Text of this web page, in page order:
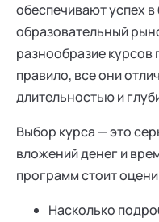
обеспечивают успех
образовательный
разнообразие курсов
правило, все они
длительностью и
Выбор курса — это
вложений денег и
программ стоит
Насколько